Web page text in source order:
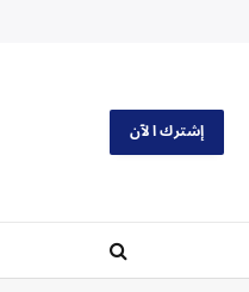
إشترك الآن